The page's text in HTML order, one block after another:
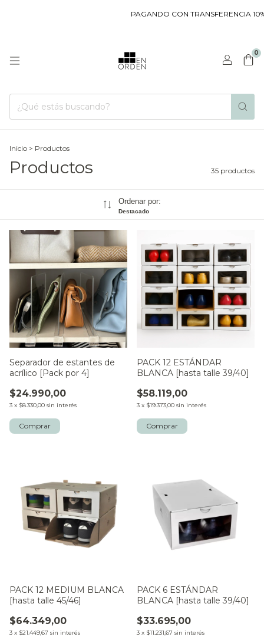
PAGANDO CON TRANSFERENCIA 10% DE
0
Inicio > Productos
Productos 35 productos
Ordenar por:
Destacado
Separador de estantes de
acrílico [Pack por 4]
$24.990,00
3 x $8.330,00 sin interés
PACK 12 ESTÁNDAR
BLANCA [hasta talle 39/40]
$58.119,00
3 x $19.373,00 sin interés
PACK 12 MEDIUM BLANCA
[hasta talle 45/46]
$64.349,00
3 x $21.449,67 sin interés
PACK 6 ESTÁNDAR
BLANCA [hasta talle 39/40]
$33.695,00
3 x $11.231,67 sin interés